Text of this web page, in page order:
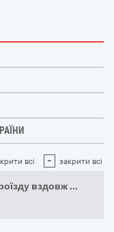
всі - закрити всі
вздовж ...